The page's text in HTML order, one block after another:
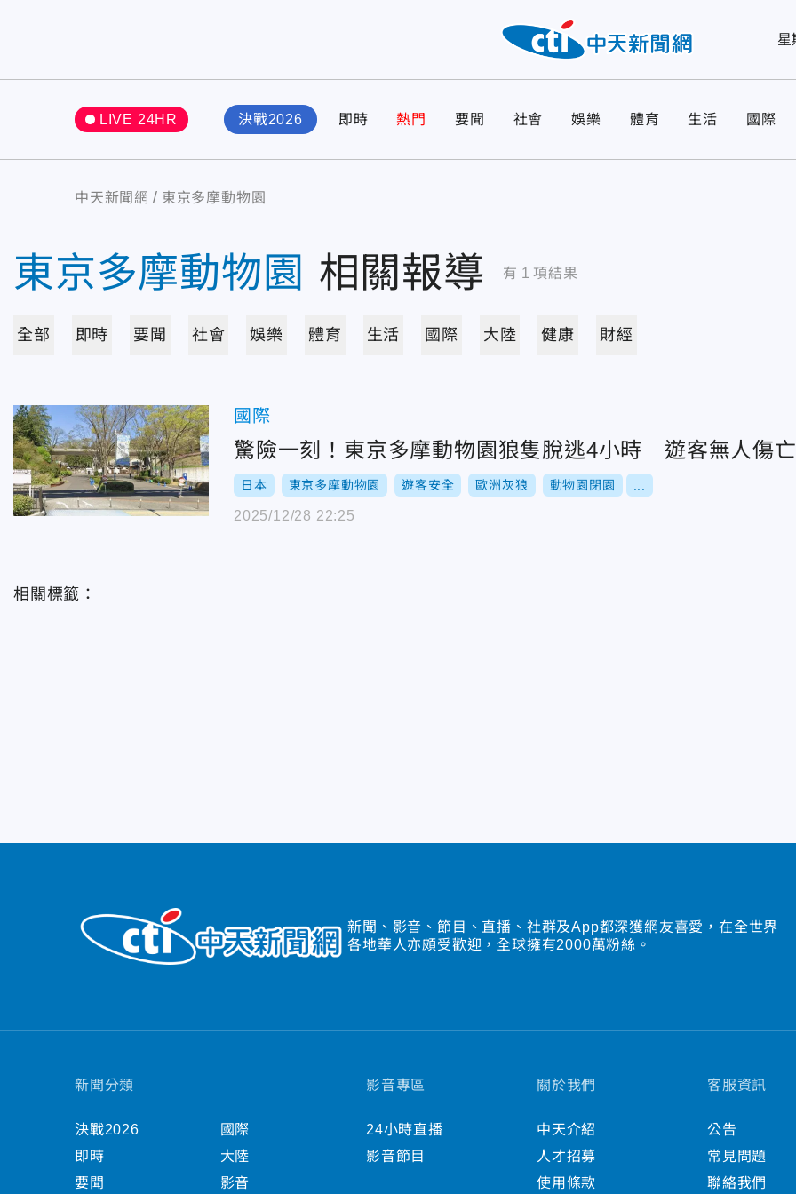
星
LIVE 24HR 決戰2026 即時 熱門 要聞 社會 娛樂 體育 生活 國際
中天新聞網 東京多摩動物園
東京多摩動物園 相關報導 有 1 項結果
全部 即時 要聞 社會 娛樂 體育 生活 國際 大陸 健康 財經
國際
驚險一刻！東京多摩動物園狼隻脫逃4小時 遊客無人傷亡
日本 東京多摩動物園 遊客安全 歐洲灰狼 動物園閉園
2025/12/28 22:25
相關標籤：
新聞、影音、節目、直播、社群及App都深獲網友喜愛，在全世界
各地華人亦頗受歡迎，全球擁有2000萬粉絲。
新聞分類
決戰2026
即時
要聞
國際
大陸
影音
影音專區
24小時直播
影音節目
關於我們
中天介紹
人才招募
使用條款
客服資訊
公告
常見問題
聯絡我們